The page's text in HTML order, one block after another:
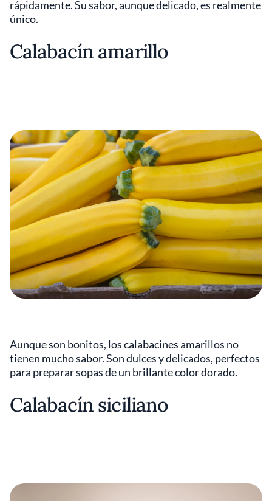
rápidamente. Su sabor, aunque delicado, es realmente
único.
Calabacín amarillo
Aunque son bonitos, los calabacines amarillos no
tienen mucho sabor. Son dulces y delicados, perfectos
para preparar sopas de un brillante color dorado.
Calabacín siciliano